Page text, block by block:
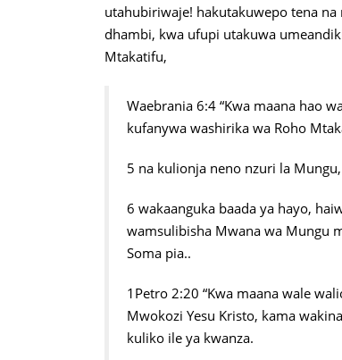
utahubiriwaje! hakutakuwepo tena
dhambi, kwa ufupi utakuwa
Mtakatifu,
Waebrania 6:4 “Kwa maana hao
kufanywa washirika wa Roho
5 na kulionja neno nzuri la
6 wakaanguka baada ya hayo,
wamsulibisha Mwana wa Mungu
Soma pia..
1Petro 2:20 “Kwa maana wale
Mwokozi Yesu Kristo, kama
kuliko ile ya kwanza.